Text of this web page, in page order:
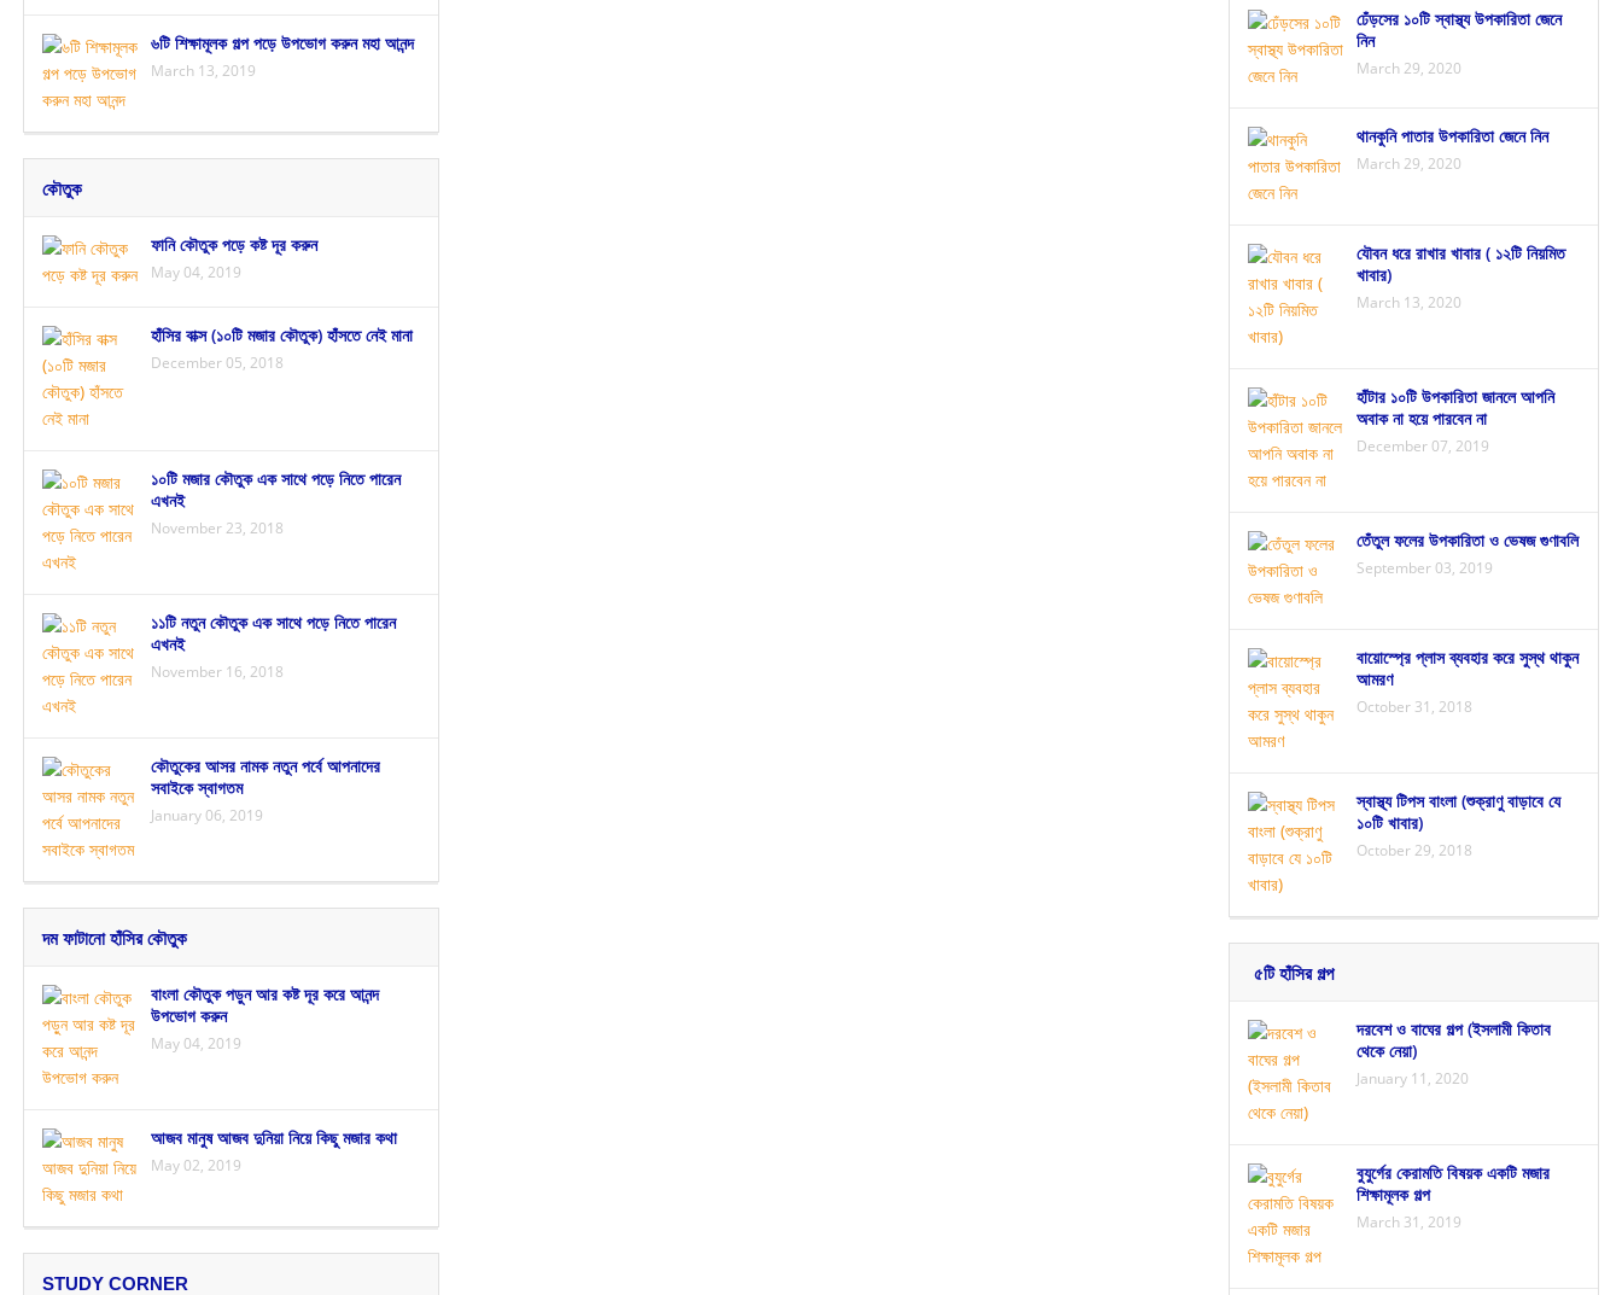
৬টি শিক্ষামূলক গল্প পড়ে উপভোগ করুন মহা আনন্দ
March 13, 2019
কৌতুক
ফানি কৌতুক পড়ে কষ্ট দূর করুন
May 04, 2019
হাঁসির বাক্স (১০টি মজার কৌতুক) হাঁসতে নেই মানা
December 05, 2018
১০টি মজার কৌতুক এক সাথে পড়ে নিতে পারেন
এখনই
November 23, 2018
১১টি নতুন কৌতুক এক সাথে পড়ে নিতে পারেন
এখনই
November 16, 2018
কৌতুকের আসর নামক নতুন পর্বে আপনাদের
সবাইকে স্বাগতম
January 06, 2019
দম ফাটানো হাঁসির কৌতুক
বাংলা কৌতুক পড়ুন আর কষ্ট দূর করে আনন্দ
উপভোগ করুন
May 04, 2019
আজব মানুষ আজব দুনিয়া নিয়ে কিছু মজার কথা
May 02, 2019
STUDY CORNER
ঢেঁড়সের ১০টি স্বাস্থ্য উপকারিতা জেনে
নিন
March 29, 2020
থানকুনি পাতার উপকারিতা জেনে নিন
March 29, 2020
যৌবন ধরে রাখার খাবার ( ১২টি নিয়মিত
খাবার)
March 13, 2020
হাঁটার ১০টি উপকারিতা জানলে আপনি
অবাক না হয়ে পারবেন না
December 07, 2019
তেঁতুল ফলের উপকারিতা ও ভেষজ গুণাবলি
September 03, 2019
বায়োস্প্রে প্লাস ব্যবহার করে সুস্থ থাকুন
আমরণ
October 31, 2018
স্বাস্থ্য টিপস বাংলা (শুক্রাণু বাড়াবে যে
১০টি খাবার)
October 29, 2018
৫টি হাঁসির গল্প
দরবেশ ও বাঘের গল্প (ইসলামী কিতাব
থেকে নেয়া)
January 11, 2020
বুযুর্গের কেরামতি বিষয়ক একটি মজার
শিক্ষামূলক গল্প
March 31, 2019